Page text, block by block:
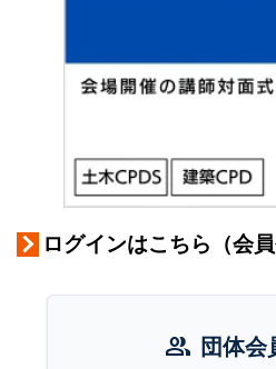
ログインはこちら（会員
group 団体会